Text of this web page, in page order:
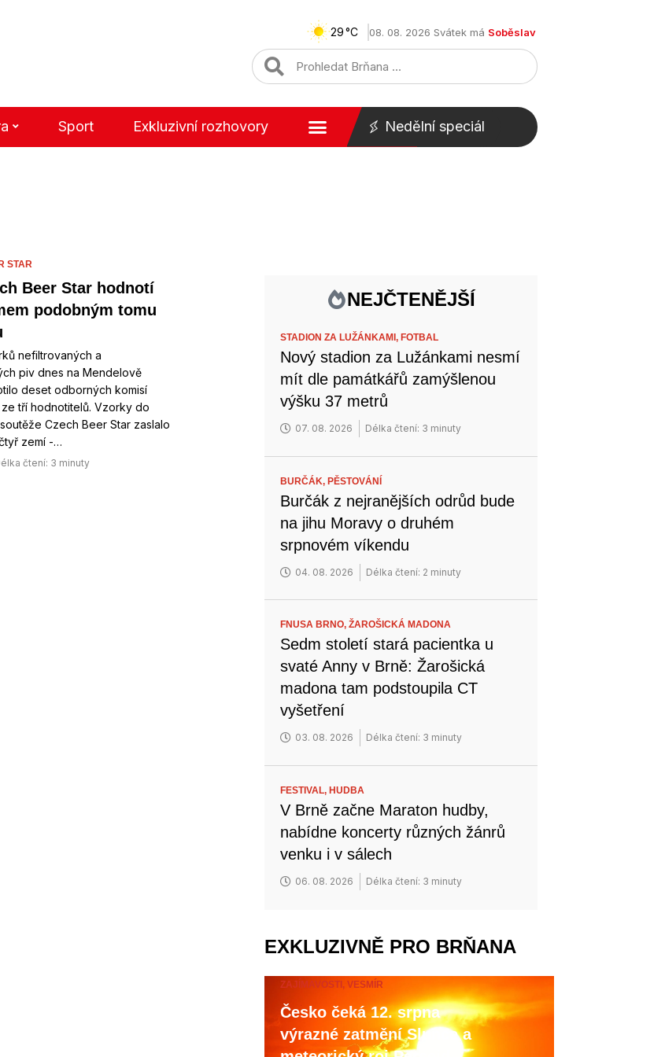
29 08. 08. 2026 Svátek má Soběslav
Sport Exkluzivní rozhovory Nedělní speciál
STAR
Beer Star hodnotí
podobným tomu
nefiltrovaných a
piv dnes na Mendelově
deset odborných komisí
tří hodnotitelů. Vzorky do
Czech Beer Star zaslalo
zemí -…
čtení: 3 minuty
NEJČTENĚJŠÍ
STADION ZA LUŽÁNKAMI, FOTBAL
Nový stadion za Lužánkami nesmí
mít dle památkářů zamýšlenou
výšku 37 metrů
07. 08. 2026 Délka čtení: 3 minuty
BURČÁK,PĚSTOVÁNÍ
Burčák z nejranějších odrůd bude
na jihu Moravy o druhém
srpnovém víkendu
04. 08. 2026 Délka čtení: 2 minuty
FNUSA BRNO,ŽAROŠICKÁ MADONA
Sedm století stará pacientka u
svaté Anny v Brně: Žarošická
madona tam podstoupila CT
vyšetření
03. 08. 2026 Délka čtení: 3 minuty
FESTIVAL,HUDBA
V Brně začne Maraton hudby,
nabídne koncerty různých žánrů
venku i v sálech
06. 08. 2026 Délka čtení: 3 minuty
EXKLUZIVNĚ PRO BRŇANA
ZAJÍMAVOSTI,VESMÍR
Česko čeká 12. srpna
výrazné zatmění Slunce a